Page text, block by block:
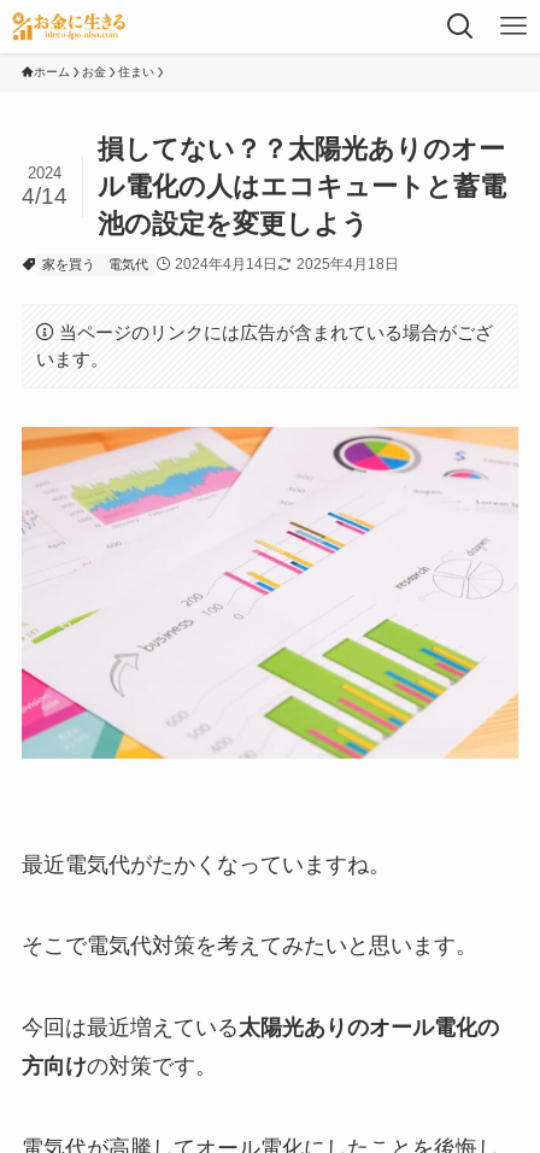
ホーム お金 住まい
損してない？？太陽光ありのオー
ル電化の人はエコキュートと蓄電
池の設定を変更しよう
2024
4/14
家を買う 電気代 2024年4月14日 2025年4月18日
当ページのリンクには広告が含まれている場合がござ
います。
最近電気代がたかくなっていますね。
そこで電気代対策を考えてみたいと思います。
今回は最近増えている太陽光ありのオール電化の
方向けの対策です。